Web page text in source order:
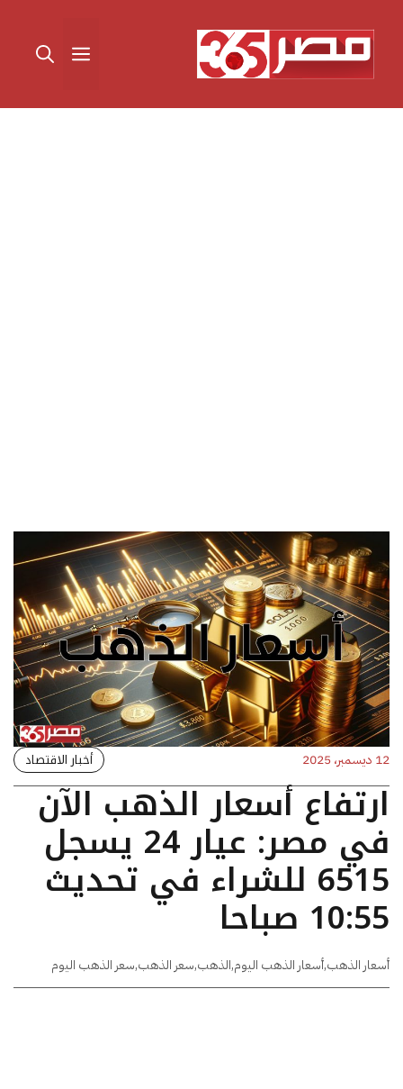
المحتوى القائمة
12 ديسمبر، 2025 أخبار الاقتصاد
ارتفاع أسعار الذهب الآن
في مصر: عيار 24 يسجل
6515 للشراء في تحديث
10:55 صباحا
أسعار الذهب,أسعار الذهب اليوم,الذهب,سعر الذهب,سعر الذهب اليوم